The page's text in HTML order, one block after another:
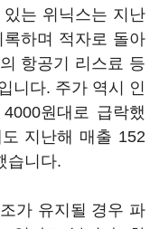
는 위닉스는 지난
하며 적자로 돌아
항공기 리스료 등
니다. 주가 역시 인
원대로 급락했
지난해 매출 152
습니다.
가 유지될 경우 파